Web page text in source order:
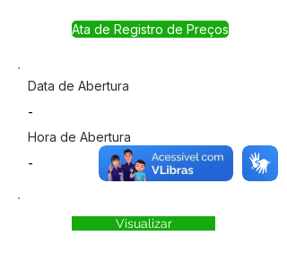
Ata de Registro de Preços
Data de Abertura
-
Hora de Abertura
-
Visualizar